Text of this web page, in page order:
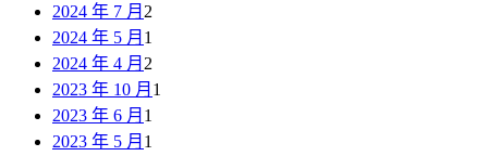
2024 年 7 月 2
2024 年 5 月 1
2024 年 4 月 2
2023 年 10 月 1
2023 年 6 月 1
2023 年 5 月 1